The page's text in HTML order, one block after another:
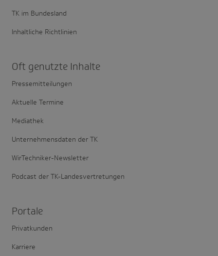
TK im Bundesland
Inhaltliche Richtlinien
Oft genutzte Inhalte
Pressemitteilungen
Aktuelle Termine
Mediathek
Unternehmensdaten der TK
WirTechniker-Newsletter
Podcast der TK-Landesvertretungen
Portale
Privatkunden
Karriere